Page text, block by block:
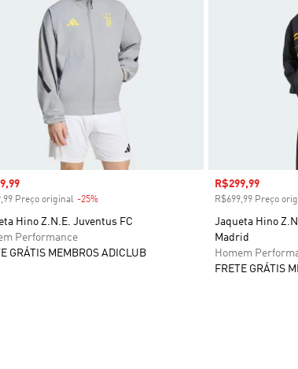
com desconto
Preço original -25%Desconto
Hino Z.N.E. Juventus FC
Performance
GRÁTIS MEMBROS ADICLUB
Preço com
R$299,99
R$699,99 Preço
Jaqueta Hino
Madrid
Homem
FRETE GRÁTIS